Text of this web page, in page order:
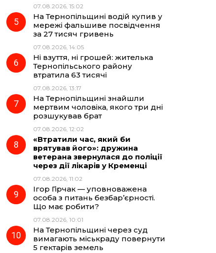
07.08.2026, 15:02
На Тернопільщині водій купив у
мережі фальшиве посвідчення
за 27 тисяч гривень
07.08.2026, 14:05
Ні взуття, ні грошей: жителька
Тернопільського району
втратила 63 тисячі
07.08.2026, 13:17
На Тернопільщині знайшли
мертвим чоловіка, якого три дні
розшукував брат
07.08.2026, 12:02
«Втратили час, який би
врятував його»: дружина
ветерана звернулася до поліції
через дії лікарів у Кременці
07.08.2026, 11:02
Ігор Гірчак — уповноважена
особа з питань безбар’єрності.
Що має робити?
07.08.2026, 10:01
На Тернопільщині через суд
вимагають міськраду повернути
5 гектарів земель